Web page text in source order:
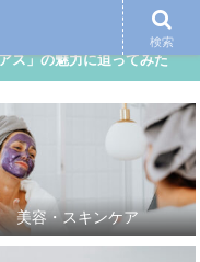
追求する女性向けメディア
ス」の魅力に迫ってみた
美容・スキンケア
検索